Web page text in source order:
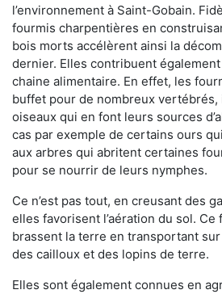
l’environnement à Saint-Gobain.
fourmis charpentières en
bois morts accélèrent ainsi la
dernier. Elles contribuent
chaine alimentaire. En effet, les
buffet pour de nombreux
oiseaux qui en font leurs sources
cas par exemple de certains ours
aux arbres qui abritent certaines
pour se nourrir de leurs nymphes.
Ce n’est pas tout, en creusant des
elles favorisent l’aération du sol. Ce
brassent la terre en transportant
des cailloux et des lopins de terre.
Elles sont également connues en